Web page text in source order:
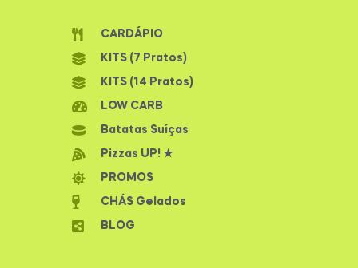
CARDÁPIO
KITS (7 Pratos)
KITS (14 Pratos)
LOW CARB
Batatas Suíças
Pizzas UP! ★
PROMOS
CHÁS Gelados
BLOG